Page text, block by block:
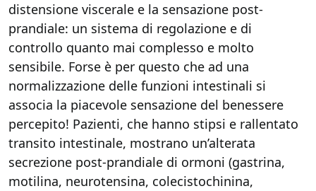
distensione viscerale e la sensazione post-
prandiale: un sistema di regolazione e di
controllo quanto mai complesso e molto
sensibile. Forse è per questo che ad una
normalizzazione delle funzioni intestinali si
associa la piacevole sensazione del benessere
percepito! Pazienti, che hanno stipsi e rallentato
transito intestinale, mostrano un’alterata
secrezione post-prandiale di ormoni (gastrina,
motilina, neurotensina, colecistochinina,